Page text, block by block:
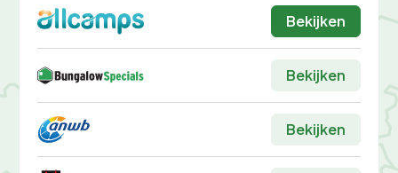
Bekijken
Bekijken
Bekijken